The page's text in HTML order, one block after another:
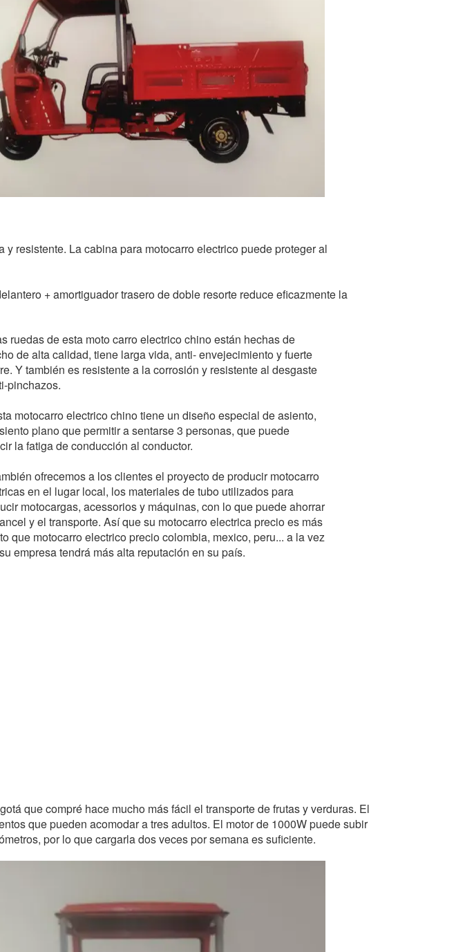
resistente. La cabina para motocarro electrico puede proteger al
+ amortiguador trasero de doble resorte reduce eficazmente la
ruedas de esta moto carro electrico chino están hechas de
de alta calidad, tiene larga vida, anti- envejecimiento y fuerte
Y también es resistente a la corrosión y resistente al desgaste
pinchazos.
motocarro electrico chino tiene un diseño especial de asiento,
plano que permitir a sentarse 3 personas, que puede
la fatiga de conducción al conductor.
ofrecemos a los clientes el proyecto de producir motocarro
en el lugar local, los materiales de tubo utilizados para
motocargas, acessorios y máquinas, con lo que puede ahorrar
y el transporte. Así que su motocarro electrica precio es más
que motocarro electrico precio colombia, mexico, peru... a la vez
empresa tendrá más alta reputación en su país.
que compré hace mucho más fácil el transporte de frutas y verduras. El
que pueden acomodar a tres adultos. El motor de 1000W puede subir
por lo que cargarla dos veces por semana es suficiente.